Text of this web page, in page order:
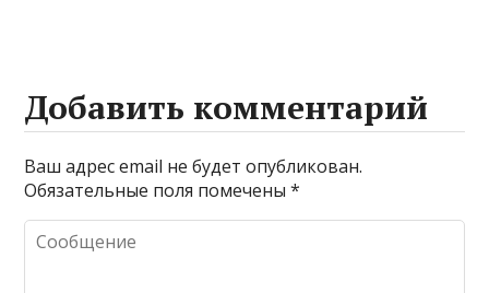
Добавить комментарий
Ваш адрес email не будет опубликован.
Обязательные поля помечены*